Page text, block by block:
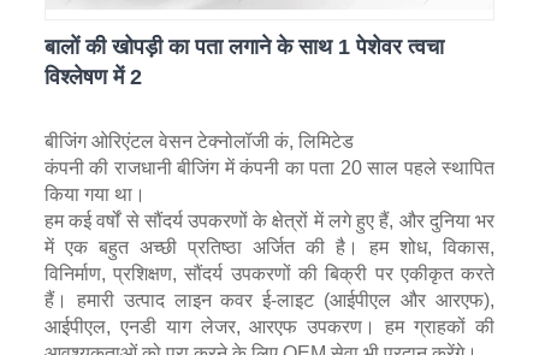
बालों की खोपड़ी का पता लगाने के साथ 1 पेशेवर त्वचा
विश्लेषण में 2
बीजिंग ओरिएंटल वेसन टेक्नोलॉजी कं, लिमिटेड
कंपनी की राजधानी बीजिंग में कंपनी का पता 20 साल पहले स्थापित
किया गया था।
हम कई वर्षों से सौंदर्य उपकरणों के क्षेत्रों में लगे हुए हैं, और दुनिया भर
में एक बहुत अच्छी प्रतिष्ठा अर्जित की है। हम शोध, विकास,
विनिर्माण, प्रशिक्षण, सौंदर्य उपकरणों की बिक्री पर एकीकृत करते
हैं। हमारी उत्पाद लाइन कवर ई-लाइट (आईपीएल और आरएफ),
आईपीएल, एनडी याग लेजर, आरएफ उपकरण। हम ग्राहकों की